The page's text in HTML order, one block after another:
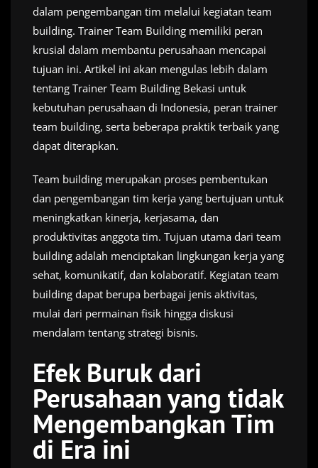
dalam pengembangan tim melalui kegiatan team
building. Trainer Team Building memiliki peran
krusial dalam membantu perusahaan mencapai
tujuan ini. Artikel ini akan mengulas lebih dalam
tentang Trainer Team Building Bekasi untuk
kebutuhan perusahaan di Indonesia, peran trainer
team building, serta beberapa praktik terbaik yang
dapat diterapkan.
Team building merupakan proses pembentukan
dan pengembangan tim kerja yang bertujuan untuk
meningkatkan kinerja, kerjasama, dan
produktivitas anggota tim. Tujuan utama dari team
building adalah menciptakan lingkungan kerja yang
sehat, komunikatif, dan kolaboratif. Kegiatan team
building dapat berupa berbagai jenis aktivitas,
mulai dari permainan fisik hingga diskusi
mendalam tentang strategi bisnis.
Efek Buruk dari
Perusahaan yang tidak
Mengembangkan Tim
di Era ini